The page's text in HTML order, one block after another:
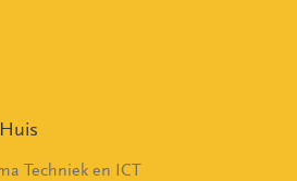
Techniek en ICT